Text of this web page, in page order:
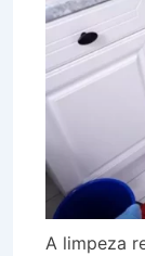
A limpeza